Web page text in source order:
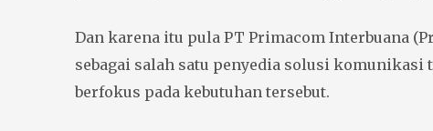
Dan karena itu pula PT Primacom Interbuana
sebagai salah satu penyedia solusi komunikasi
berfokus pada kebutuhan tersebut.